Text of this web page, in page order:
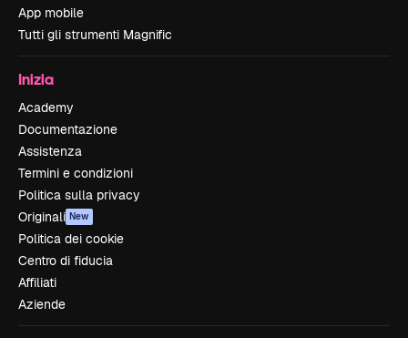
App mobile
Tutti gli strumenti Magnific
Inizia
Academy
Documentazione
Assistenza
Termini e condizioni
Politica sulla privacy
Originali New
Politica dei cookie
Centro di fiducia
Affiliati
Aziende